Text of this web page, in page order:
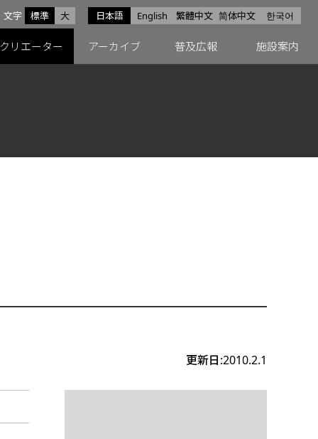
日本語 English 繁體中文 简体中文 한국어
文字サイズ
標準 大
ースfacebook
ースX
スペースInstagram
クリエーター アーカイブ 普及広報 施設案内
更新日:2010.2.1